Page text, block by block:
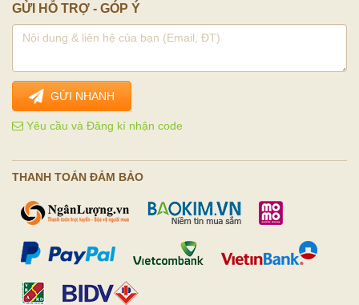
GỬI HỖ TRỢ - GÓP Ý
GỬI NHANH
Yêu cầu và Đăng kí nhận code
THANH TOÁN ĐẢM BẢO